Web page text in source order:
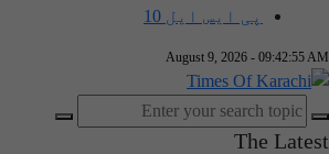
پی ایس ایل 10
August 9, 2026 - 09:42:55
The